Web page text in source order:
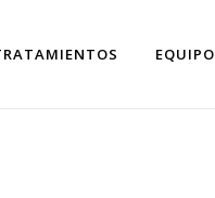
EQUIPO